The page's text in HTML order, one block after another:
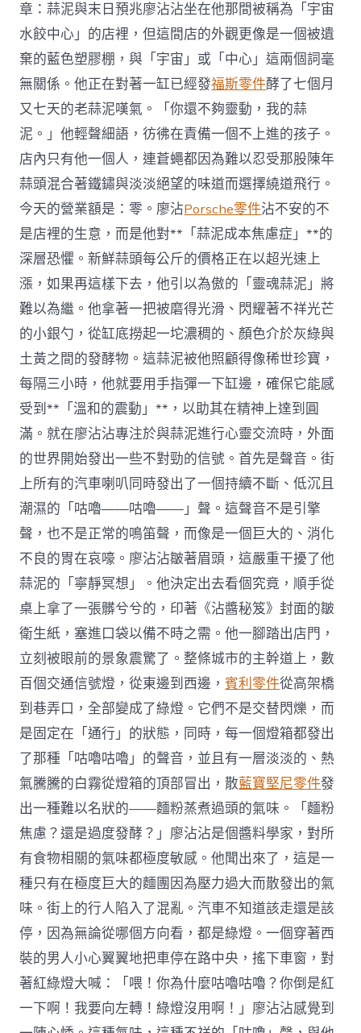
章：蒜泥與末日預兆廖沾沾坐在他那間被稱為「宇宙
水餃中心」的店裡，但這間店的外觀更像是一個被遺
棄的藍色塑膠棚，與「宇宙」或「中心」這兩個詞毫
無關係。他正在對著一缸已經發福斯零件酵了七個月
又七天的老蒜泥嘆氣。「你還不夠靈動，我的蒜
泥。」他輕聲細語，彷彿在責備一個不上進的孩子。
店內只有他一個人，連蒼蠅都因為難以忍受那股陳年
蒜頭混合著鐵鏽與淡淡絕望的味道而選擇繞道飛行。
今天的營業額是：零。廖沾Porsche零件沾不安的不
是店裡的生意，而是他對**「蒜泥成本焦慮症」**的
深層恐懼。新鮮蒜頭每公斤的價格正在以超光速上
漲，如果再這樣下去，他引以為傲的「靈魂蒜泥」將
難以為繼。他拿著一把被磨得光滑、閃耀著不祥光芒
的小銀勺，從缸底撈起一坨濃稠的、顏色介於灰綠與
土黃之間的發酵物。這蒜泥被他照顧得像稀世珍寶，
每隔三小時，他就要用手指彈一下缸邊，確保它能感
受到**「溫和的震動」**，以助其在精神上達到圓
滿。就在廖沾沾專注於與蒜泥進行心靈交流時，外面
的世界開始發出一些不對勁的信號。首先是聲音。街
上所有的汽車喇叭同時發出了一個持續不斷、低沉且
潮濕的「咕嚕——咕嚕——」聲。這聲音不是引擎
聲，也不是正常的鳴笛聲，而像是一個巨大的、消化
不良的胃在哀嚎。廖沾沾皺著眉頭，這嚴重干擾了他
蒜泥的「寧靜冥想」。他決定出去看個究竟，順手從
桌上拿了一張髒兮兮的，印著《沾醬秘笈》封面的皺
衛生紙，塞進口袋以備不時之需。他一腳踏出店門，
立刻被眼前的景象震驚了。整條城市的主幹道上，數
百個交通信號燈，從東邊到西邊，賓利零件從高架橋
到巷弄口，全部變成了綠燈。它們不是交替閃爍，而
是固定在「通行」的狀態，同時，每一個燈箱都發出
了那種「咕嚕咕嚕」的聲音，並且有一層淡淡的、熱
氣騰騰的白霧從燈箱的頂部冒出，散藍寶堅尼零件發
出一種難以名狀的——麵粉蒸煮過頭的氣味。「麵粉
焦慮？還是過度發酵？」廖沾沾是個醬料學家，對所
有食物相關的氣味都極度敏感。他聞出來了，這是一
種只有在極度巨大的麵團因為壓力過大而散發出的氣
味。街上的行人陷入了混亂。汽車不知道該走還是該
停，因為無論從哪個方向看，都是綠燈。一個穿著西
裝的男人小心翼翼地把車停在路中央，搖下車窗，對
著紅綠燈大喊：「喂！你為什麼咕嚕咕嚕？你倒是紅
一下啊！我要向左轉！綠燈沒用啊！」廖沾沾感覺到